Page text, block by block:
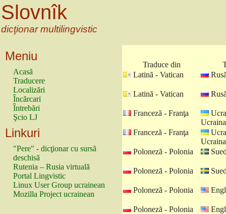
Slovnîk
dicţionar multilingvistic
Meniu
Acasă
Traducere
Localizări
Încărcari
Întrebări
Şcio LJ
Linkuri
"Pere" - dicţionar cu sursă
deschisă
Rutenia – Rusia virtuală
Portal Lingvistic
Linux User Group ucrainean
Mozilla Project ucrainean
Traduce din
Latină - Vatican
Latină - Vatican
Franceză - Franţa
Ucraina
Franceză - Franţa
Ucraina
Poloneză - Polonia
Poloneză - Polonia
Poloneză - Polonia
Poloneză - Polonia